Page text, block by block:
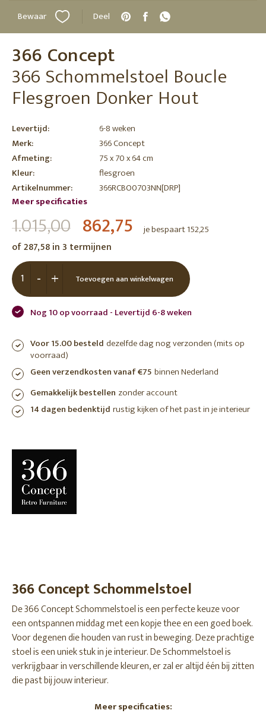
Bewaar Deel
366 Concept
366 Schommelstoel Boucle
Flesgroen Donker Hout
Levertijd:
6-8 weken
Merk:
366 Concept
Afmeting:
75 x 70 x 64 cm
Kleur:
flesgroen
Artikelnummer:
366RCBO0703NN[DRP]
Meer specificaties
1.015,00 862,75 je bespaart 152,25
of 287,58 in 3 termijnen
+
- Toevoegen aan winkelwagen
Nog 10 op voorraad - Levertijd 6-8 weken
Voor 15.00 besteld dezelfde dag nog verzonden (mits op
voorraad)
Geen verzendkosten vanaf €75 binnen Nederland
Gemakkelijk bestellen zonder account
14 dagen bedenktijd rustig kijken of het past in je interieur
366 Concept Schommelstoel
De 366 Concept Schommelstoel is een perfecte keuze voor
een ontspannen middag met een kopje thee en een goed boek.
Voor degenen die houden van rust in beweging. Deze prachtige
stoel is een uniek stuk in je interieur. De Schommelstoel is
verkrijgbaar in verschillende kleuren, er zal er altijd één bij zitten
die past bij jouw interieur.
Meer specificaties: